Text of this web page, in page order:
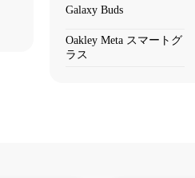
Galaxy Buds
Oakley Meta スマートグ
ラス